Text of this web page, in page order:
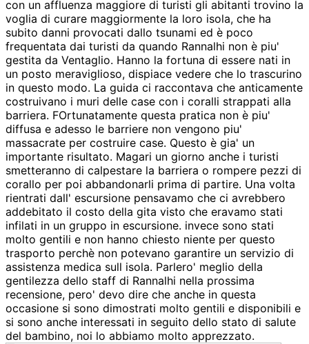
con un affluenza maggiore di turisti gli abitanti trovino la
voglia di curare maggiormente la loro isola, che ha
subito danni provocati dallo tsunami ed è poco
frequentata dai turisti da quando Rannalhi non è piu'
gestita da Ventaglio. Hanno la fortuna di essere nati in
un posto meraviglioso, dispiace vedere che lo trascurino
in questo modo. La guida ci raccontava che anticamente
costruivano i muri delle case con i coralli strappati alla
barriera. FOrtunatamente questa pratica non è piu'
diffusa e adesso le barriere non vengono piu'
massacrate per costruire case. Questo è gia' un
importante risultato. Magari un giorno anche i turisti
smetteranno di calpestare la barriera o rompere pezzi di
corallo per poi abbandonarli prima di partire. Una volta
rientrati dall' escursione pensavamo che ci avrebbero
addebitato il costo della gita visto che eravamo stati
infilati in un gruppo in escursione. invece sono stati
molto gentili e non hanno chiesto niente per questo
trasporto perchè non potevano garantire un servizio di
assistenza medica sull isola. Parlero' meglio della
gentilezza dello staff di Rannalhi nella prossima
recensione, pero' devo dire che anche in questa
occasione si sono dimostrati molto gentili e disponibili e
si sono anche interessati in seguito dello stato di salute
del bambino, noi lo abbiamo molto apprezzato.